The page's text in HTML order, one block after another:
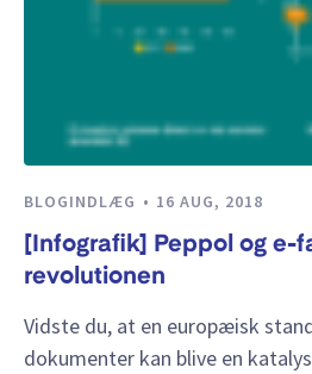
BLOGINDLÆG 16 AUG, 2018
[Infografik] Peppol og e-
revolutionen
Vidste du, at en europæisk
dokumenter kan blive en